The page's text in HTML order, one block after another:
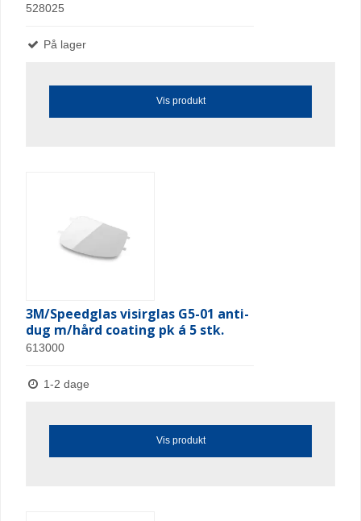
528025
På lager
Vis produkt
3M/Speedglas visirglas G5-01 anti-
dug m/hård coating pk á 5 stk.
613000
1-2 dage
Vis produkt